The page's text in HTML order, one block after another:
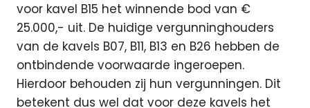
voor kavel B15 het winnende bod van €
25.000,- uit. De huidige vergunninghouders
van de kavels B07, B11, B13 en B26 hebben de
ontbindende voorwaarde ingeroepen.
Hierdoor behouden zij hun vergunningen. Dit
betekent dus wel dat voor deze kavels het